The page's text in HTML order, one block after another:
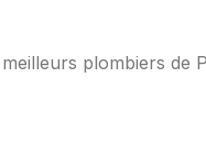
plombiers de